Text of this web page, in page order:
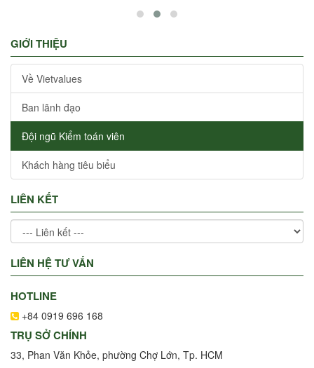
GIỚI THIỆU
Về Vietvalues
Ban lãnh đạo
Đội ngũ Kiểm toán viên
Khách hàng tiêu biểu
LIÊN KẾT
LIÊN HỆ TƯ VẤN
HOTLINE
+84 0919 696 168
TRỤ SỞ CHÍNH
33, Phan Văn Khỏe, phường Chợ Lớn, Tp. HCM